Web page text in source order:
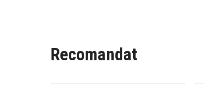
Recomandat